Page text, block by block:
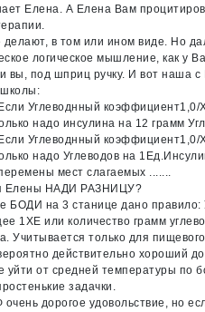
Елена. А Елена Вам
делают, в том или ином виде. Но
логическое мышление, как у
вы, под шприц ручку. И вот наша
Углеводнный коэффициент1,0/
надо инсулина на 12 грамм
Углеводнный коэффициент1,0/
надо Углеводов на
мест слагаемых .......
Елены НАДИ РАЗНИЦУ?
БОДИ на 3 станице дано правило:
1ХЕ или количество грамм
Учитывается только для
действительно хороший
уйти от средней температуры по
задачки.
дорогое удовольствие, но